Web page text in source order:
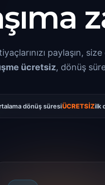
paylaşın,
ücretsiz, dönüş
dönüş süresiÜCRETSİZilk